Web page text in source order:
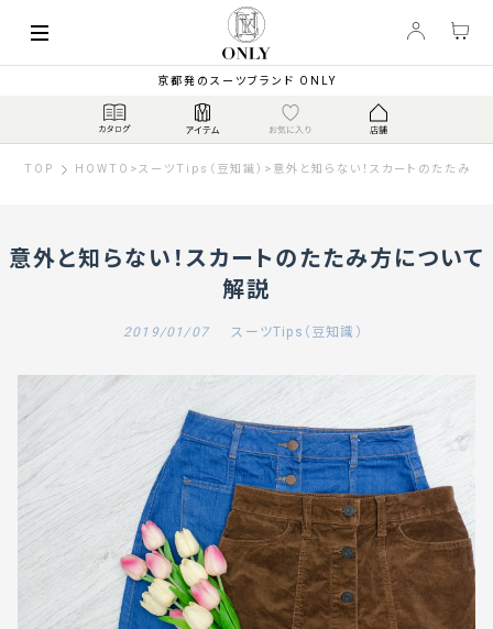
京都発のスーツブランド ONLY
TOP HOWTO >スーツTips（豆知識） > 意外と知らない！スカートのたたみ方
意外と知らない！スカートのたたみ方について
解説
2019/01/07 スーツTips（豆知識）